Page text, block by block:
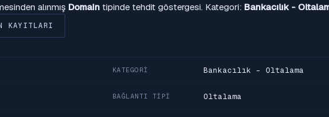
alınmış Domain tipinde tehdit göstergesi. Kategori: Bankacılık -
KAYITLARI
KATEGORI Bankacılık - Oltalama
BAĞLANTI TIPI Oltalama